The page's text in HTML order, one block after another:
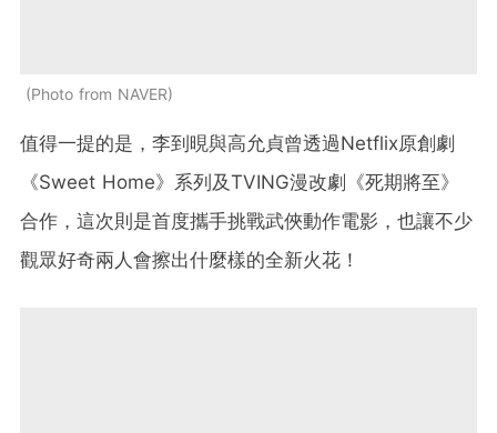
Photo from NAVER
值得一提的是，李到晛與高允貞曾透過Netflix原創劇
《Sweet Home》系列及TVING漫改劇《死期將至》
合作，這次則是首度攜手挑戰武俠動作電影，也讓不少
觀眾好奇兩人會擦出什麼樣的全新火花！